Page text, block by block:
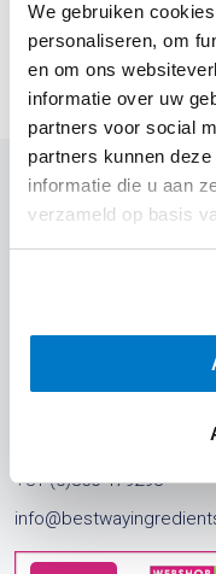
We gebruiken
personaliseren, om
en om ons
informatie over uw
partners voor social
partners kunnen
informatie die u aan
verzameld op basis
Best Way Ingredients
+31 (0)850 479293